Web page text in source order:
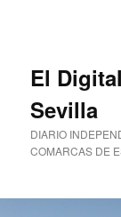
El
Sevilla
DIARIO
COMARCAS DE